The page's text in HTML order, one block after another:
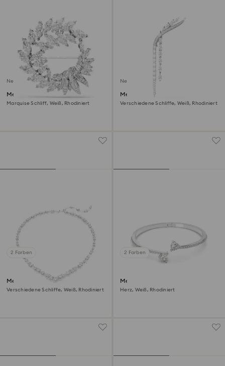
Neu
Mesmera Brosche
Marquise Schliff, Weiß, Rhodiniert
Neu
Mesmera Brosche
Verschiedene Schliffe, Weiß, Rhodiniert
2 Farben
Mesmera Halskette
Verschiedene Schliffe, Weiß, Rhodiniert
2 Farben
Mesmera Armreif
Herz, Weiß, Rhodiniert